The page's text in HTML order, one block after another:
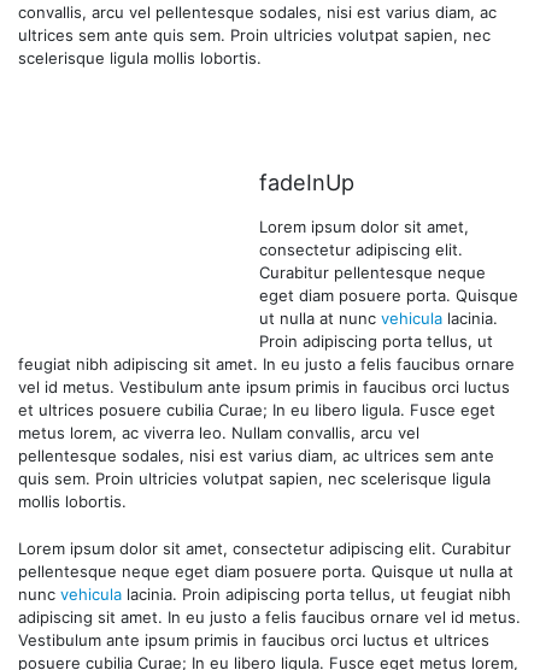
convallis, arcu vel pellentesque sodales, nisi est varius diam, ac
ultrices sem ante quis sem. Proin ultricies volutpat sapien, nec
scelerisque ligula mollis lobortis.
fadeInUp
Lorem ipsum dolor sit amet,
consectetur adipiscing elit.
Curabitur pellentesque neque
eget diam posuere porta. Quisque
ut nulla at nunc vehicula lacinia.
Proin adipiscing porta tellus, ut
feugiat nibh adipiscing sit amet. In eu justo a felis faucibus ornare
vel id metus. Vestibulum ante ipsum primis in faucibus orci luctus
et ultrices posuere cubilia Curae; In eu libero ligula. Fusce eget
metus lorem, ac viverra leo. Nullam convallis, arcu vel
pellentesque sodales, nisi est varius diam, ac ultrices sem ante
quis sem. Proin ultricies volutpat sapien, nec scelerisque ligula
mollis lobortis.
Lorem ipsum dolor sit amet, consectetur adipiscing elit. Curabitur
pellentesque neque eget diam posuere porta. Quisque ut nulla at
nunc vehicula lacinia. Proin adipiscing porta tellus, ut feugiat nibh
adipiscing sit amet. In eu justo a felis faucibus ornare vel id metus.
Vestibulum ante ipsum primis in faucibus orci luctus et ultrices
posuere cubilia Curae; In eu libero ligula. Fusce eget metus lorem,